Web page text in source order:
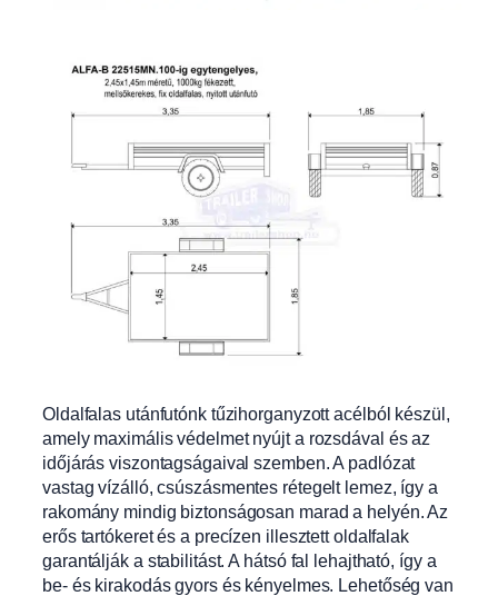
Oldalfalas utánfutónk tűzihorganyzott acélból készül,
amely maximális védelmet nyújt a rozsdával és az
időjárás viszontagságaival szemben. A padlózat
vastag vízálló, csúszásmentes rétegelt lemez, így a
rakomány mindig biztonságosan marad a helyén. Az
erős tartókeret és a precízen illesztett oldalfalak
garantálják a stabilitást. A hátsó fal lehajtható, így a
be- és kirakodás gyors és kényelmes. Lehetőség van